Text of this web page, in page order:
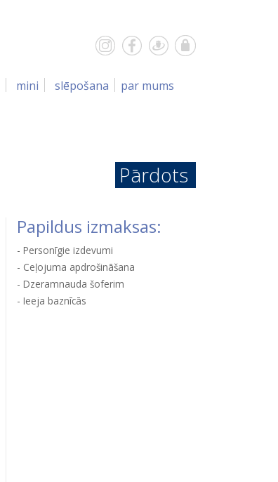
mini slēpošana par mums
Pārdots
Papildus izmaksas:
Personīgie izdevumi
Ceļojuma apdrošināšana
Dzeramnauda šoferim
Ieeja baznīcās